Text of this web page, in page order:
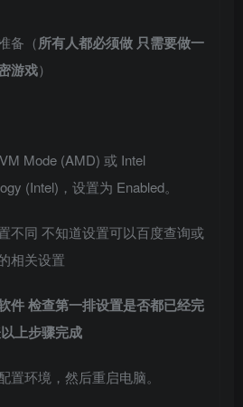
备（所有人都必须做 只需要做一
游戏）
Mode (AMD) 或 Intel
(Intel)，设置为 Enabled。
不同 不知道设置可以百度查询或
相关设置
件 检查第一排设置是否都已经完
上步骤完成
置环境，然后重启电脑。